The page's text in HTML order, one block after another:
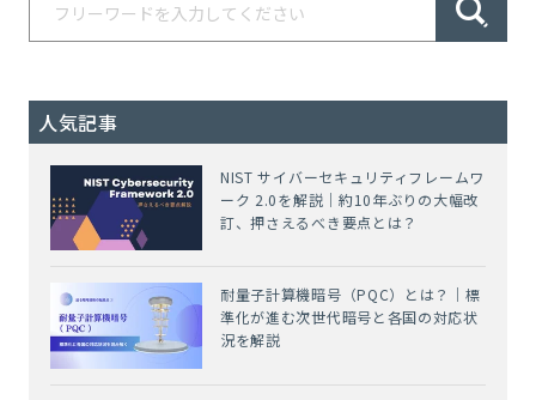
人気記事
NIST サイバーセキュリティフレームワ
ーク 2.0を解説｜約10年ぶりの大幅改
訂、押さえるべき要点とは？
耐量子計算機暗号（PQC）とは？｜標
準化が進む次世代暗号と各国の対応状
況を解説